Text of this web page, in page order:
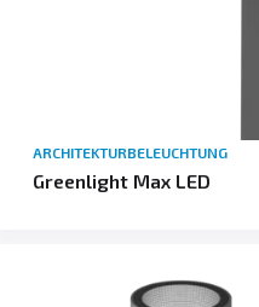
ARCHITEKTURBELEUCHTUNG
Greenlight Max LED